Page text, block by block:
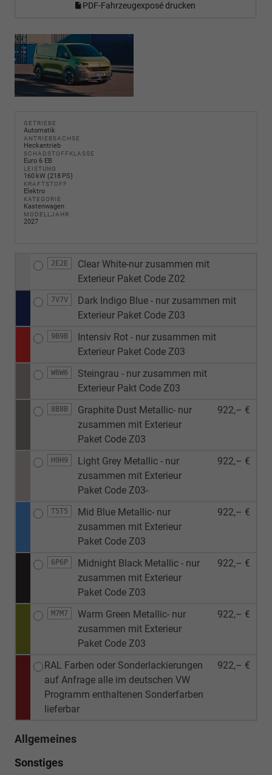
PDF-Fahrzeugexposé drucken
GETRIEBE
Automatik
ANTRIEBSACHSE
Heckantrieb
SCHADSTOFFKLASSE
Euro 6 EB
LEISTUNG
160 kW (218 PS)
KRAFTSTOFF
Elektro
KATEGORIE
Kastenwagen
MODELLJAHR
2027
2E2E
Clear White-nur zusammen mit
Exterieur Paket Code Z02
7V7V
Dark Indigo Blue - nur zusammen mit
Exterieur Paket Code Z03
9B9B
Intensiv Rot - nur zusammen mit
Exterieur Paket Code Z03
W6W6
Steingrau - nur zusammen mit
Exterieur Pakt Code Z03
8B8B
Graphite Dust Metallic- nur
zusammen mit Exterieur
Paket Code Z03
922,– €
H9H9
Light Grey Metallic - nur
zusammen mit Exterieur
Paket Code Z03-
922,– €
T5T5
Mid Blue Metallic- nur
zusammen mit Exterieur
Paket Code Z03
922,– €
6P6P
Midnight Black Metallic - nur
zusammen mit Exterieur
Paket Code Z03
922,– €
M7M7
Warm Green Metallic- nur
zusammen mit Exterieur
Paket Code Z03
922,– €
RAL Farben oder Sonderlackierungen
auf Anfrage alle im deutschen VW
Programm enthaltenen Sonderfarben
lieferbar
922,– €
Allgemeines
Sonstiges